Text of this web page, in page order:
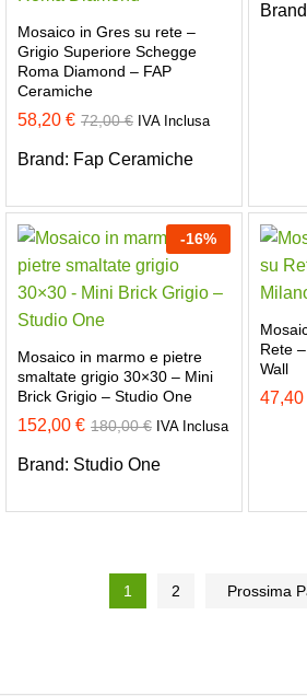
Mosaico in Gres su rete –
Grigio Superiore Schegge
Roma Diamond – FAP
Ceramiche
58,20 € 72,00€ IVA Inclusa
Brand: Fap Ceramiche
-16%
Mosaico in marmo e pietre
smaltate grigio 30×30 – Mini
Brick Grigio – Studio One
152,00 € 180,00€ IVA Inclusa
Brand: Studio One
Rete
Wall
47,40
1 2 Prossima